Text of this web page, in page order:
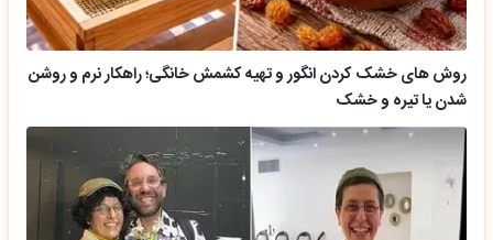
روش های خشک کردن انگور و تهیه کشمش خانگی؛ راهکار نرم و روشن
شدن یا تیره و خشک